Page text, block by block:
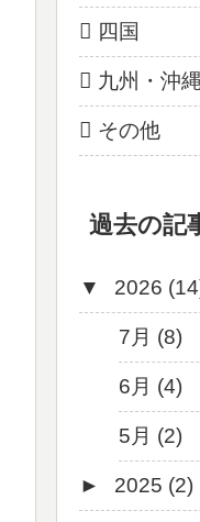
四国
九州・沖縄
その他
過去の記
▼ 2026
7月 (8)
6月 (4)
5月 (2)
► 2025 (2)